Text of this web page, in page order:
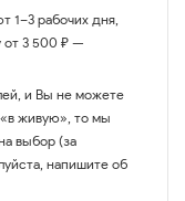
1–3 рабочих дня,
от 3 500 ₽ —
и Вы не можете
живую», то мы
выбор (за
напишите об